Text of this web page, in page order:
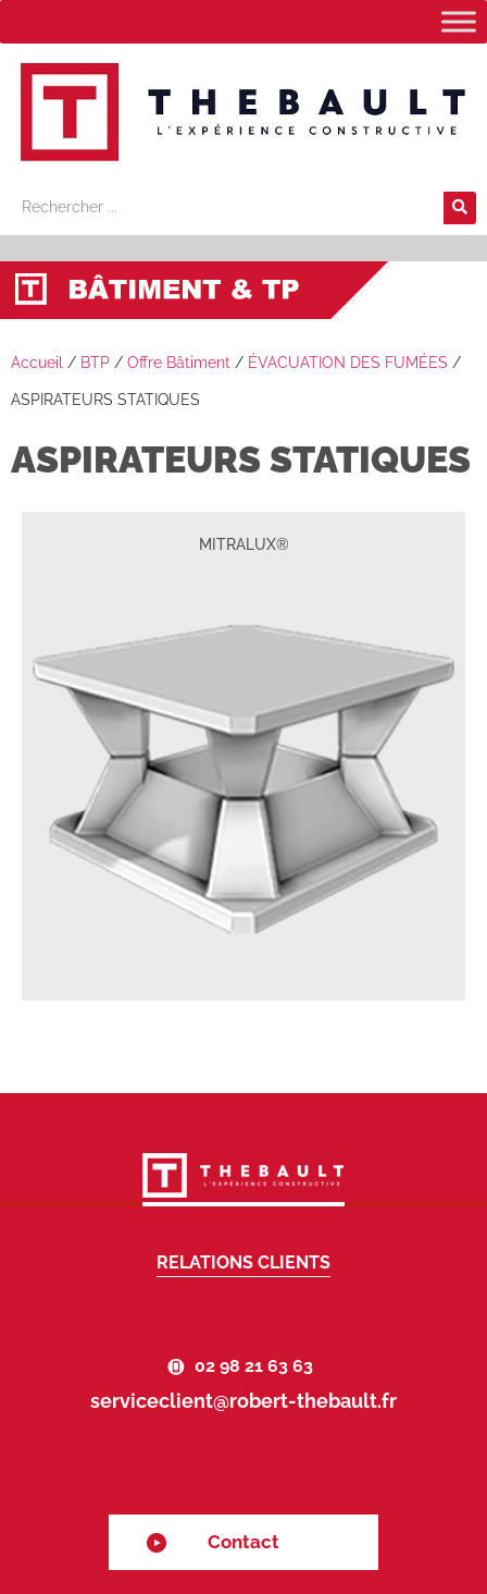
Accueil / BTP / Offre Bâtiment / ÉVACUATION DES FUMÉES /
ASPIRATEURS STATIQUES
ASPIRATEURS STATIQUES
MITRALUX®
RELATIONS CLIENTS
02 98 21 63 63
serviceclient@robert-thebault.fr
Contact